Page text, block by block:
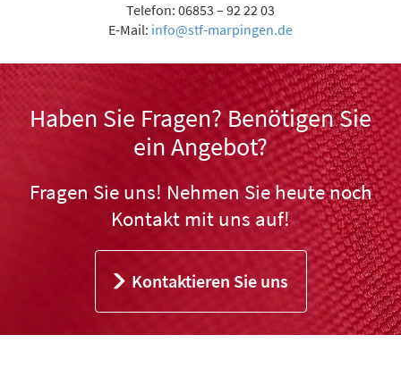
Telefon: 06853 – 92 22 03
E-Mail: info@stf-marpingen.de
Haben Sie Fragen? Benötigen Sie
ein Angebot?
Fragen Sie uns! Nehmen Sie heute noch
Kontakt mit uns auf!
Kontaktieren Sie uns